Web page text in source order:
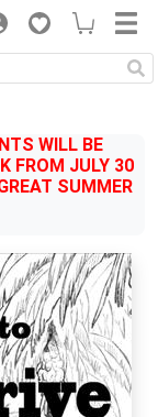
WILL BE
FROM JULY 30
SUMMER